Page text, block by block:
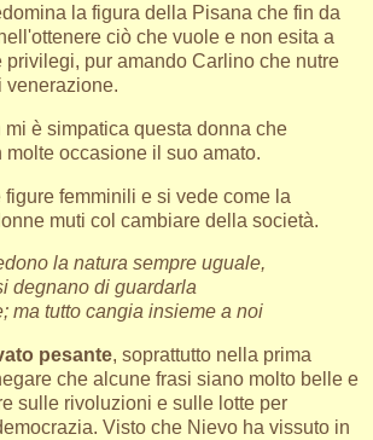
la figura della Pisana che fin da
ciò che vuole e non esita a
privilegi, pur amando Carlino che nutre
venerazione.
è simpatica questa donna che
occasione il suo amato.
figure femminili e si vede come la
muti col cambiare della società.
la natura sempre uguale,
degnano di guardarla
ma tutto cangia insieme a noi
pesante, soprattutto nella prima
che alcune frasi siano molto belle e
sulle rivoluzioni e sulle lotte per
Visto che Nievo ha vissuto in